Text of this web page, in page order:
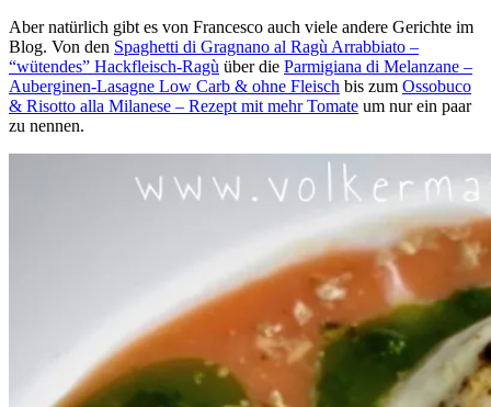
Aber natürlich gibt es von Francesco auch viele andere Gerichte im
Blog. Von den Spaghetti di Gragnano al Ragù Arrabbiato –
“wütendes” Hackfleisch-Ragù über die Parmigiana di Melanzane –
Auberginen-Lasagne Low Carb & ohne Fleisch bis zum Ossobuco
& Risotto alla Milanese – Rezept mit mehr Tomate um nur ein paar
zu nennen.